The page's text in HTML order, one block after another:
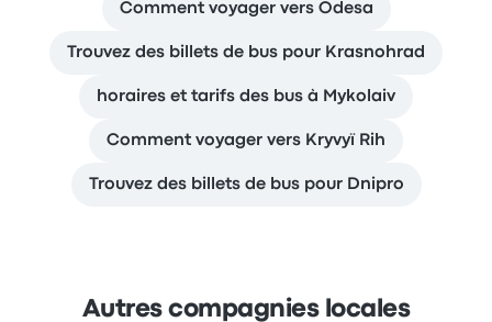
Comment voyager vers Odesa
Trouvez des billets de bus pour Krasnohrad
horaires et tarifs des bus à Mykolaiv
Comment voyager vers Kryvyï Rih
Trouvez des billets de bus pour Dnipro
Autres compagnies locales